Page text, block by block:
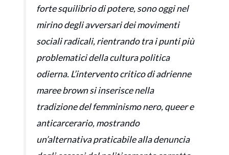
forte squilibrio di potere, sono oggi nel
mirino degli avversari dei movimenti
sociali radicali, rientrando tra i punti più
problematici della cultura politica
odierna. L’intervento critico di adrienne
maree brown si inserisce nella
tradizione del femminismo nero, queer e
anticarcerario, mostrando
un’alternativa praticabile alla denuncia